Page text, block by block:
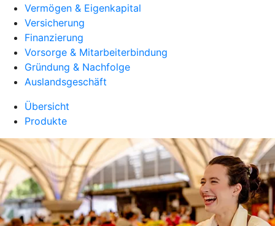
Vermögen & Eigenkapital
Versicherung
Finanzierung
Vorsorge & Mitarbeiterbindung
Gründung & Nachfolge
Auslandsgeschäft
Übersicht
Produkte